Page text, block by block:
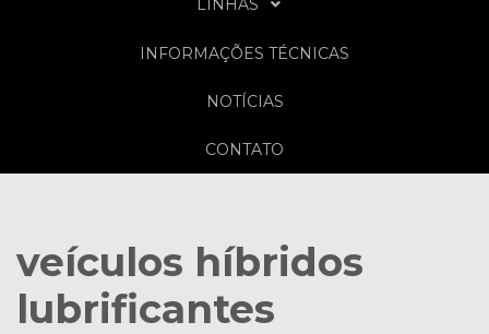
LINHAS
INFORMAÇÕES TÉCNICAS
NOTÍCIAS
CONTATO
veículos híbridos
lubrificantes